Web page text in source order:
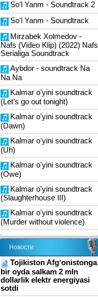
So'l Yanm - Soundtrack 2
So'l Yanm - Soundtrack
Mirzabek Xolmedov -
Nafs (Video Klip) (2022) Nafs
Serialiga Soundtrack
Aybdor - soundtrack Na
Na Na
Kalmar o'yini soundtrack
(Let’s go out tonight)
Kalmar o'yini soundtrack
(Dawn)
Kalmar o'yini soundtrack
(Uh)
Kalmar o'yini soundtrack
(Owe)
Kalmar o'yini soundtrack
(Slaughterhouse III)
Kalmar o'yini soundtrack
(Murder without violence)
Новости
Tojikiston Afg‘onistonga
bir oyda salkam 2 mln
dollarlik elektr energiyasi
sotdi